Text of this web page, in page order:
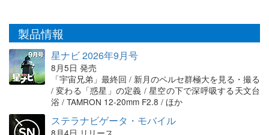
製品情報
星ナビ 2026年9月号
8月5日 発売
「宇宙兄弟」最終回 / 新月のペルセ群極大を見る・撮る
/ 変わる「惑星」の定義 / 星空の下で深呼吸する天文台
浴 / TAMRON 12-20mm F2.8 / ほか
ステラナビゲータ・モバイル